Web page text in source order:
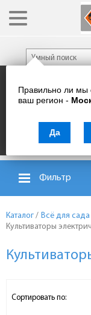
Правильно ли мы
ваш регион -
Да
Каталог
Фильтр
Каталог / Всё для сада
Культиваторы
Сортировать по: